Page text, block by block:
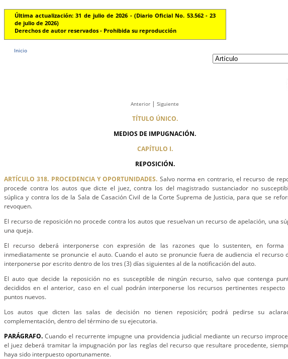
Última actualización: 31 de julio de 2026 - (Diario Oficial No. 53.562 - 23
de julio de 2026)
Derechos de autor reservados - Prohibida su reproducción
Inicio
Anterior | Siguiente
TÍTULO ÚNICO.
MEDIOS DE IMPUGNACIÓN.
CAPÍTULO I.
REPOSICIÓN.
ARTÍCULO 318. PROCEDENCIA Y OPORTUNIDADES. Salvo norma en contrario, el recurso de
procede contra los autos que dicte el juez, contra los del magistrado sustanciador no
súplica y contra los de la Sala de Casación Civil de la Corte Suprema de Justicia, para que se
revoquen.
El recurso de reposición no procede contra los autos que resuelvan un recurso de apelación, una
una queja.
El recurso deberá interponerse con expresión de las razones que lo sustenten, en forma
inmediatamente se pronuncie el auto. Cuando el auto se pronuncie fuera de audiencia el recurso
interponerse por escrito dentro de los tres (3) días siguientes al de la notificación del auto.
El auto que decide la reposición no es susceptible de ningún recurso, salvo que contenga
decididos en el anterior, caso en el cual podrán interponerse los recursos pertinentes respecto
puntos nuevos.
Los autos que dicten las salas de decisión no tienen reposición; podrá pedirse su
complementación, dentro del término de su ejecutoria.
PARÁGRAFO. Cuando el recurrente impugne una providencia judicial mediante un recurso
el juez deberá tramitar la impugnación por las reglas del recurso que resultare procedente,
haya sido interpuesto oportunamente.